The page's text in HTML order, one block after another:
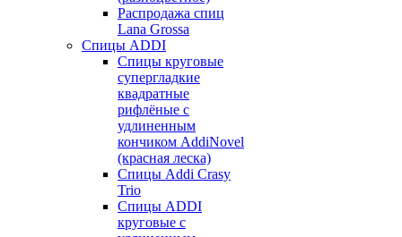
Распродажа спиц
Lana Grossa
Спицы ADDI
Спицы круговые
супергладкие
квадратные
рифлёные с
удлиненным
кончиком AddiNovel
(красная леска)
Спицы Addi Crasy
Trio
Спицы ADDI
круговые с